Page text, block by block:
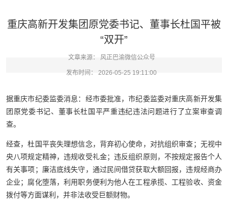
重庆高新开发集团原党委书记、董事长杜国平被
“双开”
文章来源： 风正巴渝微信公众号
发布时间： 2026-05-25 19:11:00
据重庆市纪委监委消息：经市委批准，市纪委监委对重庆高新开发集
团原党委书记、董事长杜国平严重违纪违法问题进行了立案审查调
查。
经查，杜国平丧失理想信念，背弃初心使命，对抗组织审查；无视中
央八项规定精神，违规收受礼金；违反组织原则，不按规定报告个人
有关事项；廉洁底线失守，通过民间借贷获取大额回报，违规经商办
企业；腐化堕落，利用职务便利为他人在工程承揽、工程验收、资金
拨付等方面谋利，并非法收受巨额财物。